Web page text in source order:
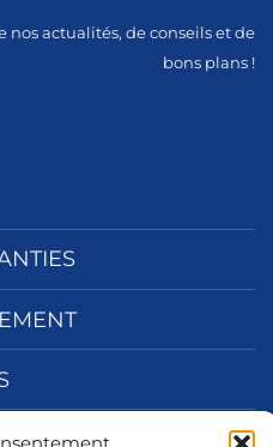
nos actualités, de conseils et de
bons plans !